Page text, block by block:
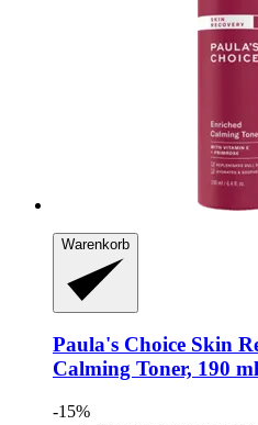
Warenkorb
Paula's Choice Skin
Calming Toner, 190 ml
-15%